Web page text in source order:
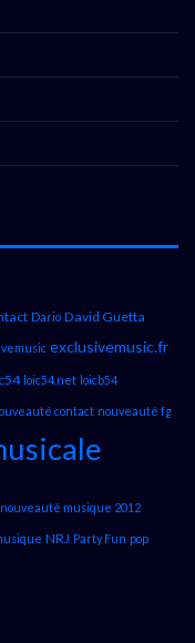
Dario David Guetta
exclusivemusic.fr
loic54.net loicb54
contact nouveauté fg
nouveauté musique 2012
NRJ Party Fun pop